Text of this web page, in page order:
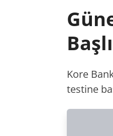
Kore
testine